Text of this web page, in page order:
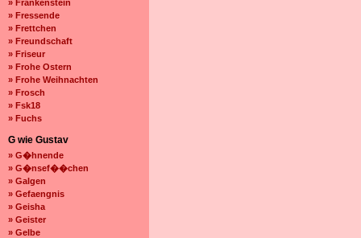
» Frankenstein
» Fressende
» Frettchen
» Freundschaft
» Friseur
» Frohe Ostern
» Frohe Weihnachten
» Frosch
» Fsk18
» Fuchs
G wie Gustav
» G�hnende
» G�nsef��chen
» Galgen
» Gefaengnis
» Geisha
» Geister
» Gelbe